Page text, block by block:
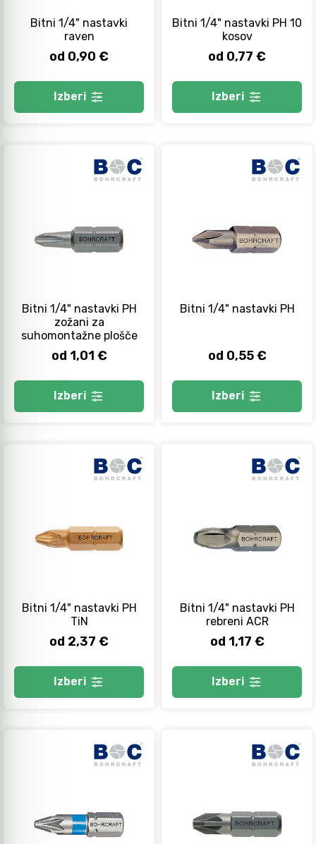
Bitni 1/4" nastavki
raven
od 0,90 €
Izberi
Bitni 1/4" nastavki PH 10
kosov
od 0,77 €
Izberi
Bitni 1/4" nastavki PH
zožani za
suhomontažne plošče
od 1,01 €
Izberi
Bitni 1/4" nastavki PH
od 0,55 €
Izberi
Bitni 1/4" nastavki PH
TiN
od 2,37 €
Izberi
Bitni 1/4" nastavki PH
rebreni ACR
od 1,17 €
Izberi